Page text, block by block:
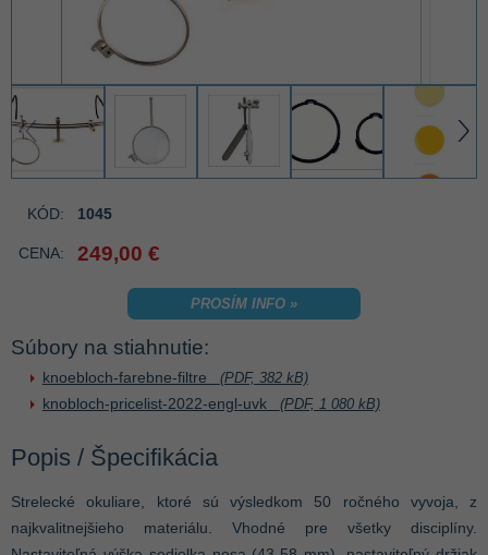
‹ ›
KÓD: 1045
CENA: 249,00 €
PROSÍM INFO »
Súbory na stiahnutie:
knoebloch-farebne-filtre (PDF, 382 kB)
knobloch-pricelist-2022-engl-uvk (PDF, 1 080 kB)
Popis / Špecifikácia
Strelecké okuliare, ktoré sú výsledkom 50 ročného vyvoja, z
najkvalitnejšieho materiálu. Vhodné pre všetky disciplíny.